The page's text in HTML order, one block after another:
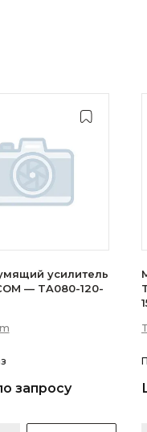
усилитель
— TA080-120-
запросу